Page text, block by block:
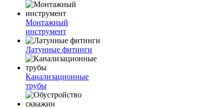
Монтажный
инструмент
Латунные фитинги
Канализационные
трубы